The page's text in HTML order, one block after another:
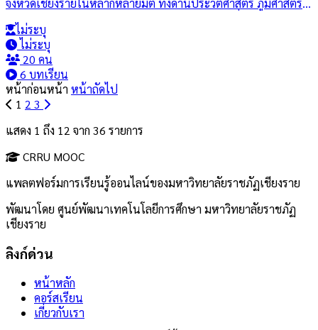
จังหวัดเชียงรายในหลากหลายมิติ ทั้งด้านประวัติศาสตร์ ภูมิศาสตร์
เที่ยว ผู้เรียนจะได้เข้าใจถึงรากเหง้าและอัตลักษณ์ของท้องถิ่น รวมถึง
บทบาทของเชียงรายในบริบทของภูมิภาคลุ่มน้ำโขงและอาเซียน
โดยเน้นการมีส่วนร่วมของชุมชน การอนุรักษ์ และการพัฒนาอย่าง
ยั่งยืน
ไม่ระบุ
ไม่ระบุ
20 คน
6 บทเรียน
หน้าก่อนหน้า หน้าถัดไป
1 2 3
แสดง 1 ถึง 12 จาก 36 รายการ
CRRU MOOC
แพลตฟอร์มการเรียนรู้ออนไลน์ของมหาวิทยาลัยราชภัฏเชียงราย
พัฒนาโดย ศูนย์พัฒนาเทคโนโลยีการศึกษา มหาวิทยาลัยราชภัฏ
เชียงราย
ลิงก์ด่วน
หน้าหลัก
คอร์สเรียน
เกี่ยวกับเรา